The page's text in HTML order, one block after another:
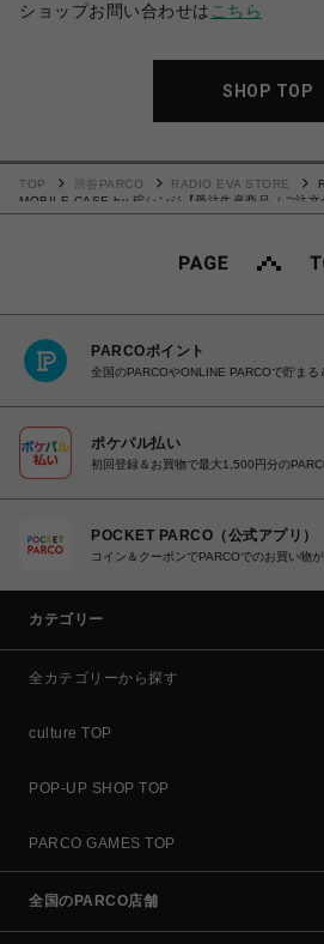
ショップお問い合わせは こちら
SHOP TOP
TOP 渋谷PARCO RADIO EVA STORE
MOBILE CASE by 碇シンジ【受注生産商品（ご注
定）】
PARCOポイント
全国のPARCOやONLINE PARCOで貯まる
ポケパル払い
初回登録＆お買物で最大1,500円分の
POCKET PARCO（公式アプリ）
コイン＆クーポンでPARCOでのお買い物
カテゴリー
全カテゴリーから探す
culture TOP
POP-UP SHOP TOP
PARCO GAMES TOP
全国のPARCO店舗